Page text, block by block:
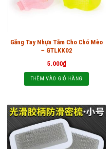
Găng Tay Nhựa Tắm Cho Chó Mèo
– GTLKK02
5.000₫
THÊM VÀO GIỎ HÀNG